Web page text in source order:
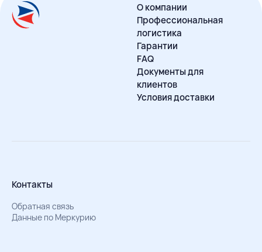
О компании
Профессиональная
логистика
Гарантии
FAQ
Документы для
клиентов
Условия доставки
Контакты
Обратная связь
Данные по Меркурию